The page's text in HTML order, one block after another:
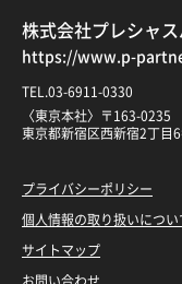
株式会社プレシャ
https://www.p-
TEL.03-6911-0330
〈東京本社〉〒163-0235
東京都新宿区西新宿2丁目
プライバシーポリシー
個人情報の取り扱いについ
サイトマップ
お問い合わせ